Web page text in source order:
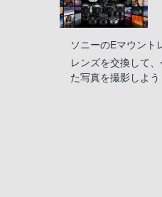
ソニーのEマウント
レンズを交換して
た写真を撮影しよう